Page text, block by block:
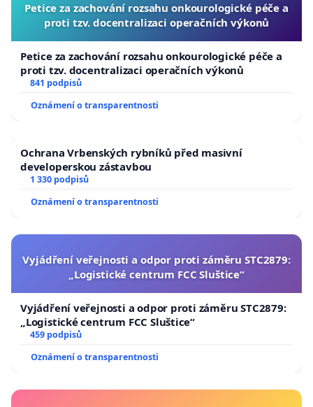
Petice za zachování rozsahu onkourologické péče a
proti tzv. docentralizaci operačních výkonů
Petice za zachování rozsahu onkourologické péče a
proti tzv. docentralizaci operačních výkonů
841 podpisů
Oznámení o transparentnosti
Ochrana Vrbenských rybníků před masivní
developerskou zástavbou
1 330 podpisů
Oznámení o transparentnosti
Vyjádření veřejnosti a odpor proti záměru STC2879:
„Logistické centrum FCC Sluštice“
Vyjádření veřejnosti a odpor proti záměru STC2879:
„Logistické centrum FCC Sluštice“
459 podpisů
Oznámení o transparentnosti